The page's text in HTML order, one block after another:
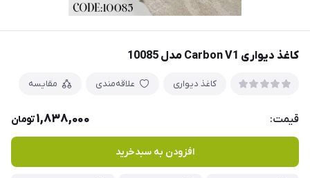
کاغذ دیواری Carbon V1 مدل 10085
کاغذ دیواری علاقه‌مندی مقایسه
قیمت: 1,838,000تومان
افزودن به سبدخرید